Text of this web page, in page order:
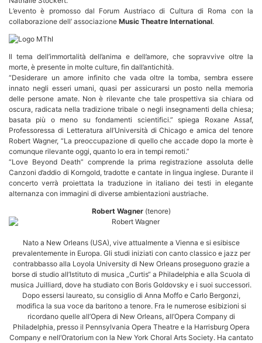
L’evento è promosso dal Forum Austriaco di Cultura di Roma con la
collaborazione dell’ associazione Music Theatre International.
Il tema dell’immortalità dell’anima e dell’amore, che sopravvive oltre la
morte, è presente in molte culture, fin dall’antichità.
“Desiderare un amore infinito che vada oltre la tomba, sembra essere
innato negli esseri umani, quasi per assicurarsi un posto nella memoria
delle persone amate. Non è rilevante che tale prospettiva sia chiara od
oscura, radicata nella tradizione tribale o negli insegnamenti della chiesa;
basata più o meno su fondamenti scientifici.” spiega Roxane Assaf,
Professoressa di Letteratura all’Università di Chicago e amica del tenore
Robert Wagner, “La preoccupazione di quello che accade dopo la morte è
comunque rilevante oggi, quanto lo era in tempi remoti.”
“Love Beyond Death” comprende la prima registrazione assoluta delle
Canzoni d’addio di Korngold, tradotte e cantate in lingua inglese. Durante il
concerto verrà proiettata la traduzione in italiano dei testi in elegante
alternanza con immagini di diverse ambientazioni austriache.
Robert Wagner(tenore)
Nato a New Orleans (USA), vive attualmente a Vienna e si esibisce
prevalentemente in Europa. Gli studi iniziati con canto classico e jazz per
contrabbasso alla Loyola University di New Orleans proseguono grazie a
borse di studio all’Istituto di musica „Curtis“ a Philadelphia e alla Scuola di
musica Juilliard, dove ha studiato con Boris Goldovsky e i suoi successori.
Dopo essersi laureato, su consiglio di Anna Moffo e Carlo Bergonzi,
modifica la sua voce da baritono a tenore. Fra le numerose esibizioni si
ricordano quelle all’Opera di New Orleans, all’Opera Company di
Philadelphia, presso il Pennsylvania Opera Theatre e la Harrisburg Opera
Company e nell’Oratorium con la New York Choral Arts Society. Ha cantato